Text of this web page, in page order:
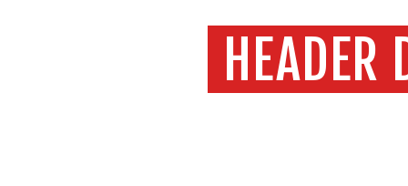
HEADER